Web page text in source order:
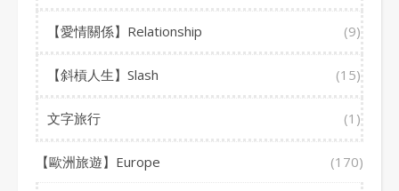
【愛情關係】Relationship (9)
【斜槓人生】Slash (15)
文字旅行 (1)
【歐洲旅遊】Europe (170)